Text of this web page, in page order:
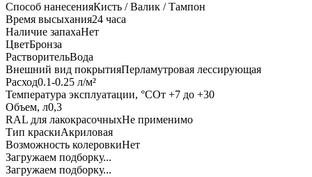
Способ нанесенияКисть / Валик / Тампон
Время высыхания24 часа
Наличие запахаНет
ЦветБронза
РастворительВода
Внешний вид покрытияПерламутровая лессирующая
Расход0.1-0.25 л/м²
Температура эксплуатации, °СОт +7 до +30
Объем, л0,3
RAL для лакокрасочныхНе применимо
Тип краскиАкриловая
Возможность колеровкиНет
Загружаем подборку...
Загружаем подборку...